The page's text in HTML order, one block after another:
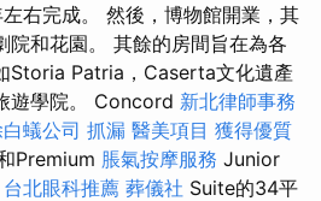
右完成。 然後，博物館開業，其
院和花園。 其餘的房間旨在為各
Storia Patria，Caserta文化遺產
遊學院。 Concord 新北律師事務
蟻公司 抓漏 醫美項目 獲得優質
Premium 脹氣按摩服務 Junior
台北眼科推薦 葬儀社 Suite的34平